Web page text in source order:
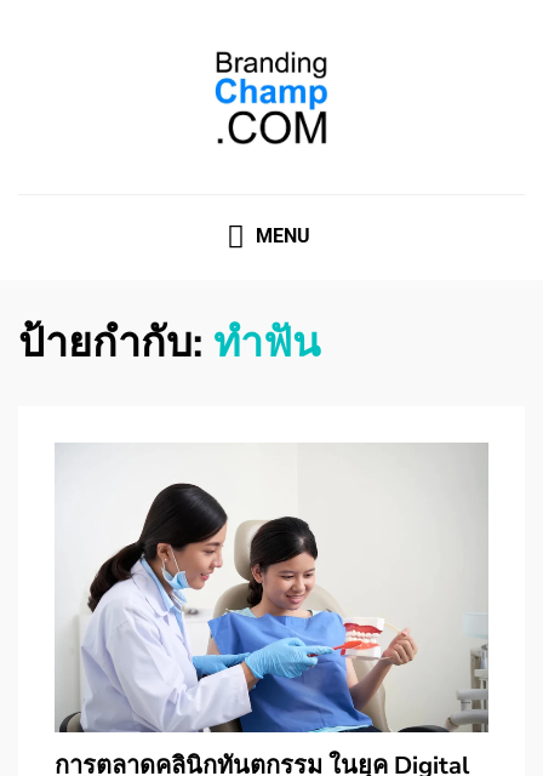
MENU
ป้ายกำกับ: ทำฟัน
การตลาดคลินิกทันตกรรม ในยุค Digital